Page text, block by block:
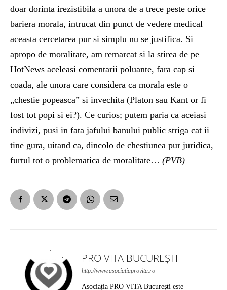
doar dorinta irezistibila a unora de a trece peste orice
bariera morala, intrucat din punct de vedere medical
aceasta cercetarea pur si simplu nu se justifica. Si
apropo de moralitate, am remarcat si la stirea de pe
HotNews aceleasi comentarii poluante, fara cap si
coada, ale unora care considera ca morala este o
„chestie popeasca” si invechita (Platon sau Kant or fi
fost tot popi si ei?). Ce curios; putem paria ca aceiasi
indivizi, pusi in fata jafului banului public striga cat ii
tine gura, uitand ca, dincolo de chestiunea pur juridica,
furtul tot o problematica de moralitate… (PVB)
PRO VITA BUCUREȘTI
http://www.asociatiaprovita.ro
Asociația PRO VITA Bucureşti este